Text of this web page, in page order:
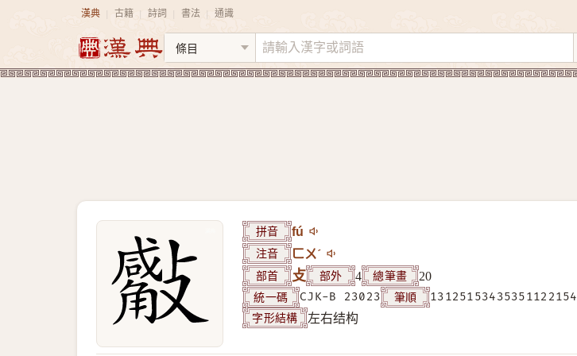
漢典 古籍 詩詞 書法 通識
拼音 fú
注音 ㄈㄨˊ
部首 攴 部外 4 總筆畫 20
統一碼 CJK-B 23023 筆順 13125153435351122154
字形結構 左右结构